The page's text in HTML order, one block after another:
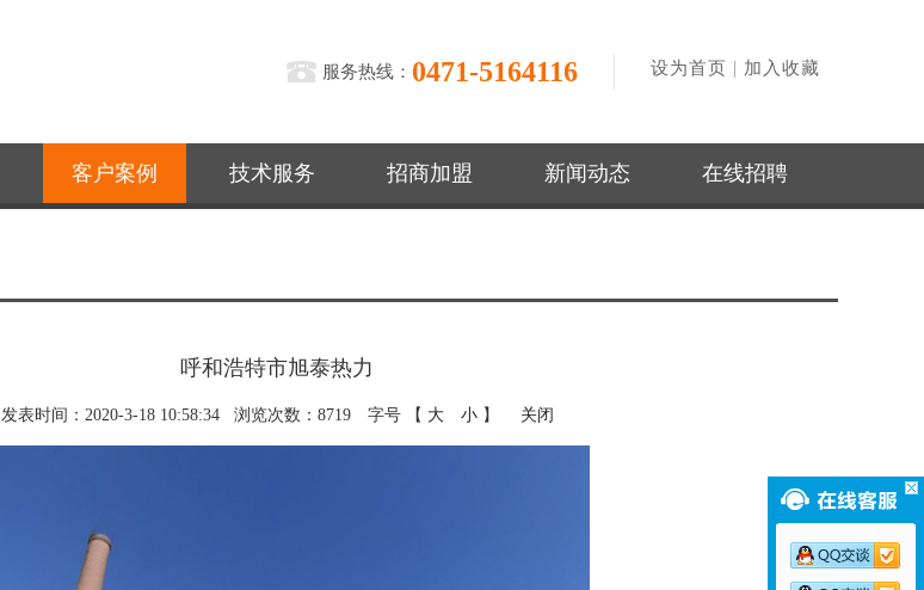
设为首页 | 加入收藏
服务热线： 0471-5164116
客户案例 技术服务 招商加盟 新闻动态 在线招聘
呼和浩特市旭泰热力
发表时间：2020-3-18 10:58:34 浏览次数：8719 字号 【 大 小】 关闭